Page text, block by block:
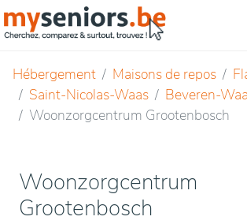
Hébergement Maisons de repos
Saint-Nicolas-Waas
Beveren-
Woonzorgcentrum Grootenbosch
Woonzorgcentrum
Grootenbosch